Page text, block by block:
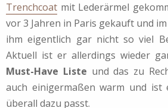
Trenchcoat mit Lederärmel
vor 3 Jahren in Paris gekauft und
ihm eigentlich gar nicht so viel
Aktuell ist er allerdings wieder
Must-Have Liste und das zu
auch einigermaßen warm und ist
überall dazu passt.